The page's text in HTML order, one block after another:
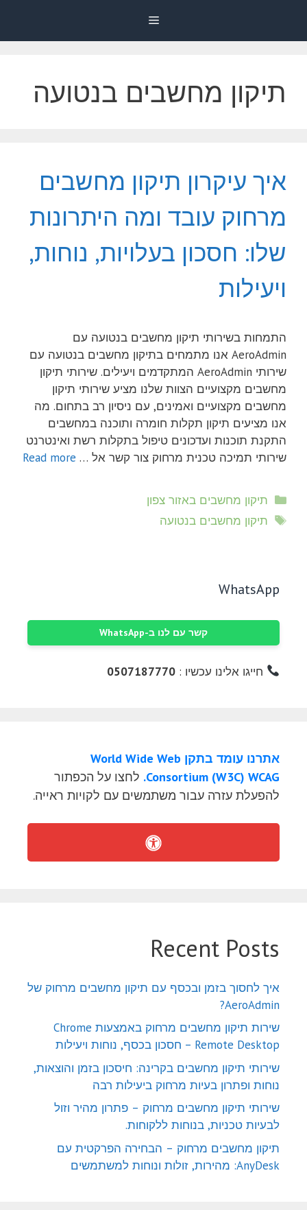
Menu
תיקון מחשבים בנטועה
איך עיקרון תיקון מחשבים
מרחוק עובד ומה היתרונות
שלו: חסכון בעלויות, נוחות,
ויעילות
התמחות בשירותי תיקון מחשבים בנטועה עם
AeroAdmin אנו מתמחים בתיקון מחשבים בנטועה עם
שירותי AeroAdmin המתקדמים ויעילים. שירותי תיקון
מחשבים מקצועיים הצוות שלנו מציע שירותי תיקון
מחשבים מקצועיים ואמינים, עם ניסיון רב בתחום. מה
אנו מציעים תיקון תקלות חומרה ותוכנה במחשבים
התקנת תוכנות ועדכונים טיפול בתקלות רשת ואינטרנט
שירותי תמיכה טכנית מרחוק צור קשר אל … Read more
קטגוריות
תיקון מחשבים באזור צפון
תגיות
תיקון מחשבים בנטועה
WhatsApp
קשר עם לנו ב-WhatsApp
חייגו אלינו עכשיו :0507187770
אתרנו עומד בתקן World Wide Web
Consortium (W3C) WCAG. לחצו על הכפתור
להפעלת עזרה עבור משתמשים עם לקויות ראייה.
Recent Posts
איך לחסוך בזמן ובכסף עם תיקון מחשבים מרחוק של
AeroAdmin?
שירות תיקון מחשבים מרחוק באמצעות Chrome
Remote Desktop – חסכון בכסף, נוחות ויעילות
שירותי תיקון מחשבים בקרינה: חיסכון בזמן והוצאות,
נוחות ופתרון בעיות מרחוק ביעילות רבה
שירותי תיקון מחשבים מרחוק – פתרון מהיר וזול
לבעיות טכניות, בנוחות ללקוחות.
תיקון מחשבים מרחוק – הבחירה הפרקטית עם
AnyDesk: מהירות, זולות ונוחות למשתמשים